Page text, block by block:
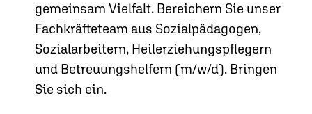
gemeinsam Vielfalt. Bereichern Sie unser
Fachkräfteteam aus Sozialpädagogen,
Sozialarbeitern, Heilerziehungspflegern
und Betreuungshelfern (m/w/d). Bringen
Sie sich ein.